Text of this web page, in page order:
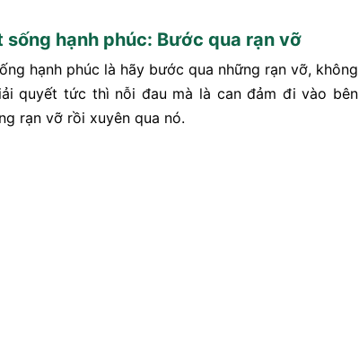
sống hạnh phúc: Bước qua rạn vỡ
hạnh phúc là hãy bước qua những rạn vỡ, không
quyết tức thì nỗi đau mà là can đảm đi vào bên
rạn vỡ rồi xuyên qua nó.